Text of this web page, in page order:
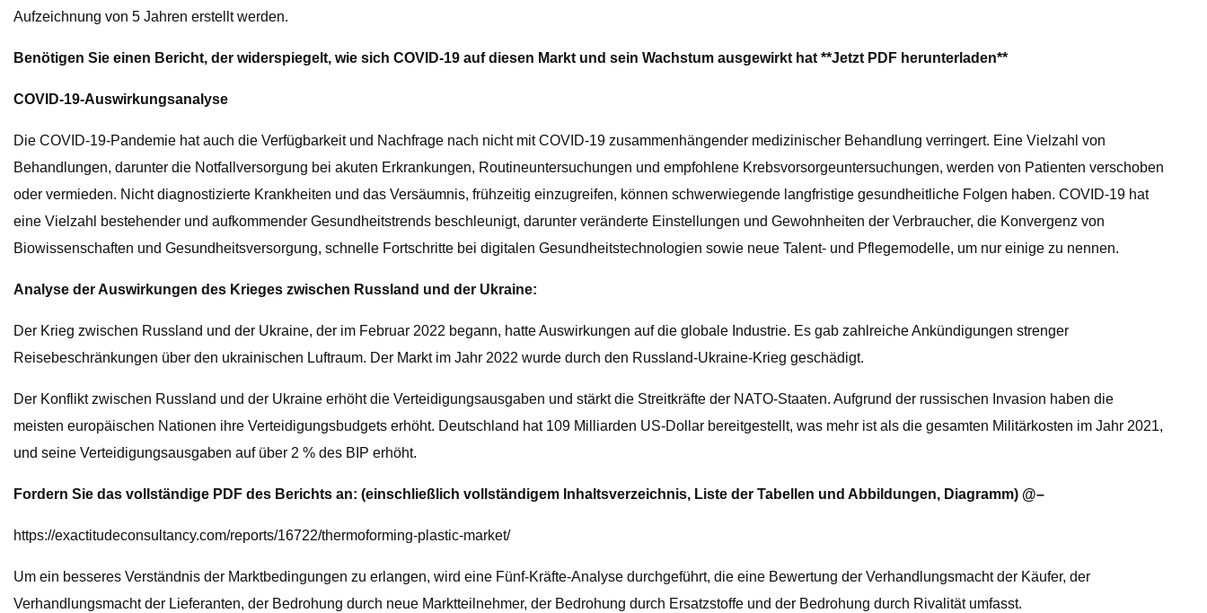
Aufzeichnung von 5 Jahren erstellt werden.
Benötigen Sie einen Bericht, der widerspiegelt, wie sich COVID-19 auf diesen Markt und sein Wachstum ausgewirkt hat **Jetzt PDF herunterladen**
COVID-19-Auswirkungsanalyse
Die COVID-19-Pandemie hat auch die Verfügbarkeit und Nachfrage nach nicht mit COVID-19 zusammenhängender medizinischer Behandlung verringert. Eine Vielzahl von
Behandlungen, darunter die Notfallversorgung bei akuten Erkrankungen, Routineuntersuchungen und empfohlene Krebsvorsorgeuntersuchungen, werden von Patienten verschoben
oder vermieden. Nicht diagnostizierte Krankheiten und das Versäumnis, frühzeitig einzugreifen, können schwerwiegende langfristige gesundheitliche Folgen haben. COVID-19 hat
eine Vielzahl bestehender und aufkommender Gesundheitstrends beschleunigt, darunter veränderte Einstellungen und Gewohnheiten der Verbraucher, die Konvergenz von
Biowissenschaften und Gesundheitsversorgung, schnelle Fortschritte bei digitalen Gesundheitstechnologien sowie neue Talent- und Pflegemodelle, um nur einige zu nennen.
Analyse der Auswirkungen des Krieges zwischen Russland und der Ukraine:
Der Krieg zwischen Russland und der Ukraine, der im Februar 2022 begann, hatte Auswirkungen auf die globale Industrie. Es gab zahlreiche Ankündigungen strenger
Reisebeschränkungen über den ukrainischen Luftraum. Der Markt im Jahr 2022 wurde durch den Russland-Ukraine-Krieg geschädigt.
Der Konflikt zwischen Russland und der Ukraine erhöht die Verteidigungsausgaben und stärkt die Streitkräfte der NATO-Staaten. Aufgrund der russischen Invasion haben die
meisten europäischen Nationen ihre Verteidigungsbudgets erhöht. Deutschland hat 109 Milliarden US-Dollar bereitgestellt, was mehr ist als die gesamten Militärkosten im Jahr 2021,
und seine Verteidigungsausgaben auf über 2 % des BIP erhöht.
Fordern Sie das vollständige PDF des Berichts an: (einschließlich vollständigem Inhaltsverzeichnis, Liste der Tabellen und Abbildungen, Diagramm) @–
https://exactitudeconsultancy.com/reports/16722/thermoforming-plastic-market/
Um ein besseres Verständnis der Marktbedingungen zu erlangen, wird eine Fünf-Kräfte-Analyse durchgeführt, die eine Bewertung der Verhandlungsmacht der Käufer, der
Verhandlungsmacht der Lieferanten, der Bedrohung durch neue Marktteilnehmer, der Bedrohung durch Ersatzstoffe und der Bedrohung durch Rivalität umfasst.